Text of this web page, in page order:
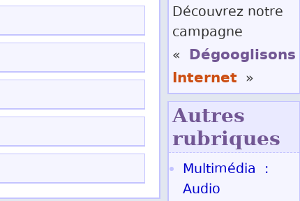
Découvrez notre
campagne
« Dégooglisons
Internet »
Autres
rubriques
Multimédia :
Audio